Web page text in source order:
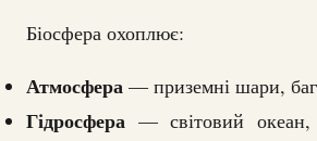
Біосфера охоплює:
Атмосфера — приземні шари,
Гідросфера — світовий океан,